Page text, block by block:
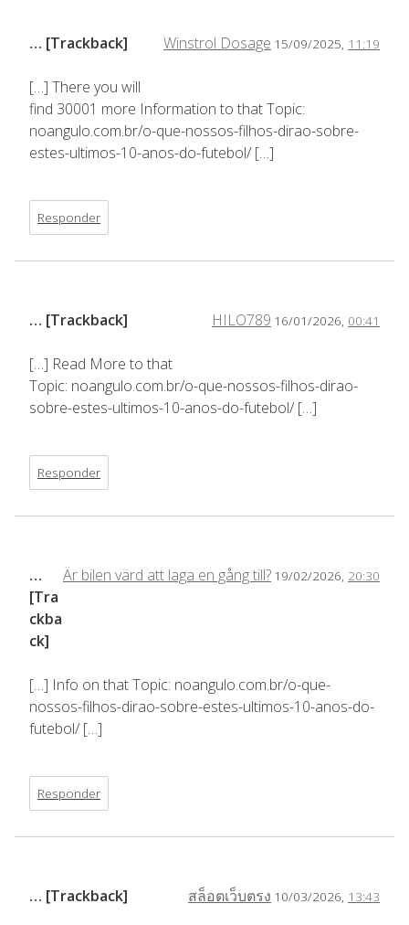
Winstrol Dosage 15/09/2025, 11:19
… [Trackback]
[…] There you will
find 30001 more Information to that Topic:
noangulo.com.br/o-que-nossos-filhos-dirao-sobre-
estes-ultimos-10-anos-do-futebol/ […]
Responder
HILO789 16/01/2026, 00:41
… [Trackback]
[…] Read More to that
Topic: noangulo.com.br/o-que-nossos-filhos-dirao-
sobre-estes-ultimos-10-anos-do-futebol/ […]
Responder
Är bilen värd att laga en gång till? 19/02/2026, 20:30
…
[Tra
ckba
ck]
[…] Info on that Topic: noangulo.com.br/o-que-
nossos-filhos-dirao-sobre-estes-ultimos-10-anos-do-
futebol/ […]
Responder
สล็อตเว็บตรง 10/03/2026, 13:43
… [Trackback]